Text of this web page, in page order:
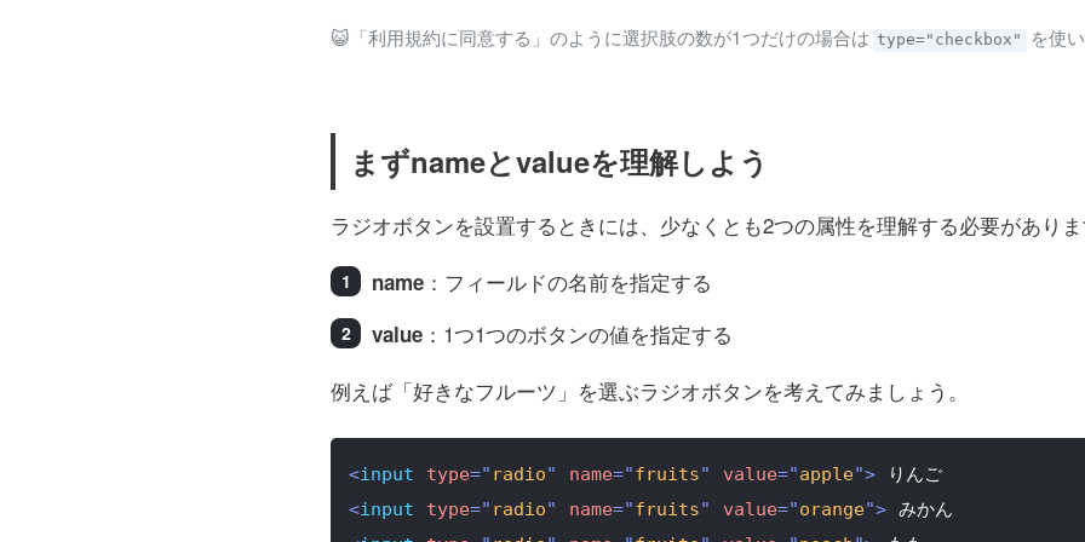
😺「利用規約に同意する」のように選択肢の数が1つだけの場合は type="checkbox" を使い
まずnameとvalueを理解しよう
ラジオボタンを設置するときには、少なくとも2つの属性を理解する必要がありま
name ：フィールドの名前を指定する
value ：1つ1つのボタンの値を指定する
例えば「好きなフルーツ」を選ぶラジオボタンを考えてみましょう。
<input type=" radio" name="fruits" value="apple">
りんご
<input type=" radio" name="fruits" value="orange">